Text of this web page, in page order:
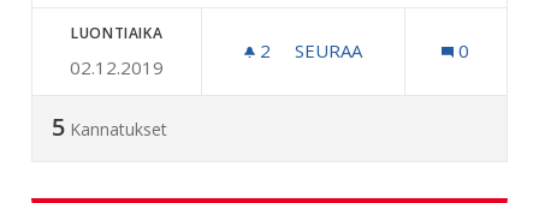
LUONTIAIKA
02.12.2019
2 2 SEURAAJAA
SEURAA 0
5 Kannatukset